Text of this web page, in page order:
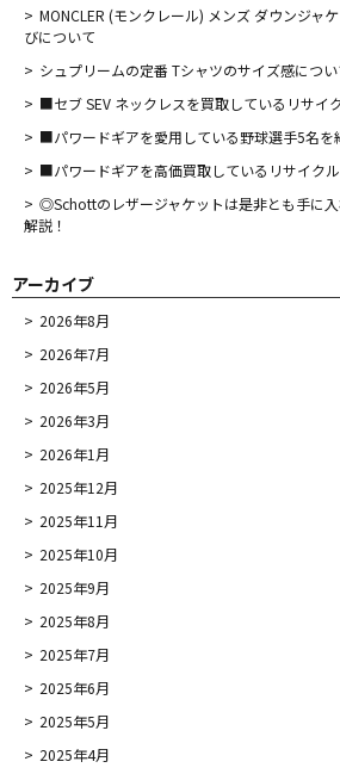
MONCLER (モンクレール) メンズ ダウンジャ
びについて
シュプリームの定番 Tシャツのサイズ感につい
■セブ SEV ネックレスを買取しているリサイ
■パワードギアを愛用している野球選手5名を
■パワードギアを高価買取しているリサイク
◎Schottのレザージャケットは是非とも手に
解説！
アーカイブ
2026年8月
2026年7月
2026年5月
2026年3月
2026年1月
2025年12月
2025年11月
2025年10月
2025年9月
2025年8月
2025年7月
2025年6月
2025年5月
2025年4月